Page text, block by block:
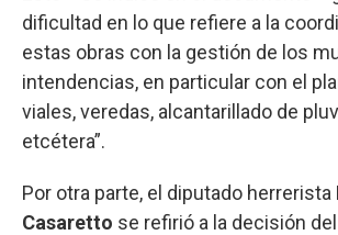
dificultad en lo que refiere a la
estas obras con la gestión de los
intendencias, en particular con el
viales, veredas, alcantarillado de
etcétera”.
Por otra parte, el diputado herrerista
Casaretto se refirió a la decisión